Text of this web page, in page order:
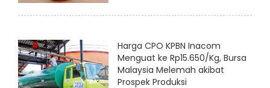
Harga CPO KPBN Inacom
Menguat ke Rp15.650/Kg, Bursa
Malaysia Melemah akibat
Prospek Produksi